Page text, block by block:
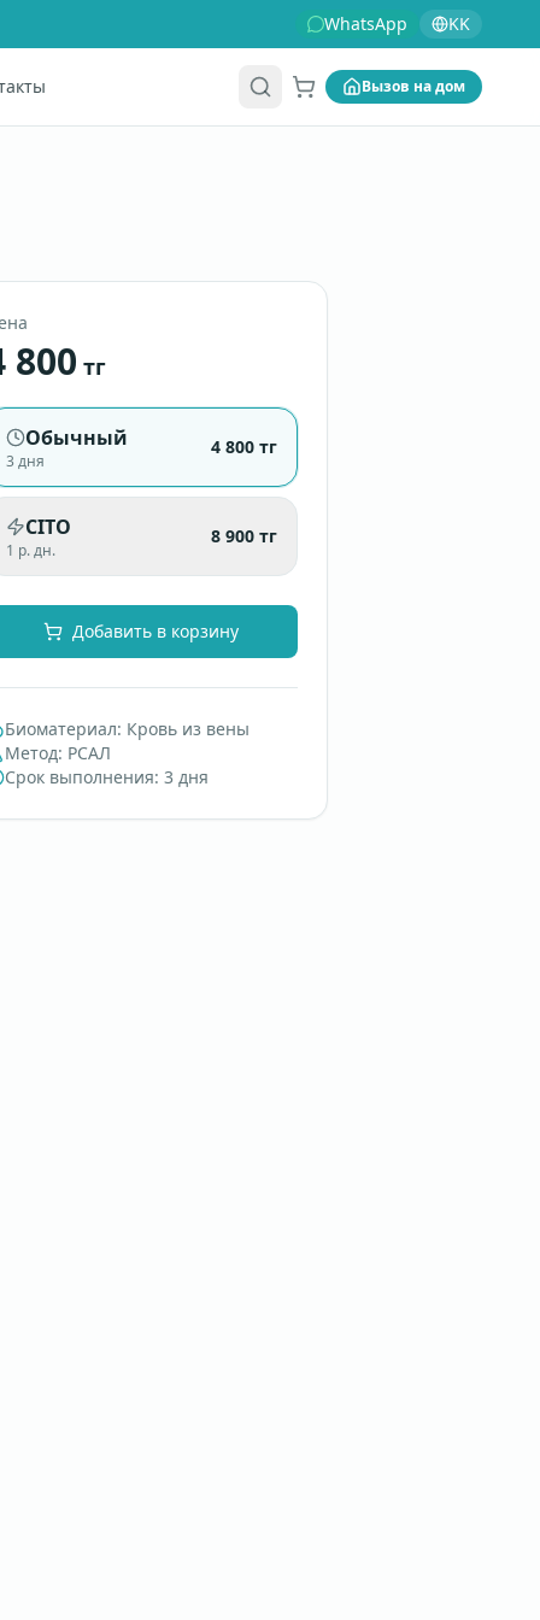
WhatsApp KK
Корзина
Вызов на дом
800 тг
Обычный
3 дня
4 800 тг
CITO
1 р. дн.
8 900 тг
Добавить в корзину
Биоматериал: Кровь из вены
Метод: РСАЛ
Срок выполнения: 3 дня